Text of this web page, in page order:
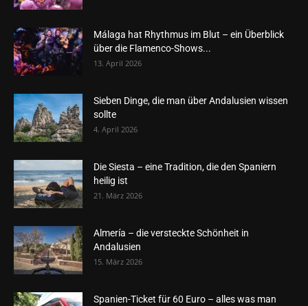
Málaga hat Rhythmus im Blut – ein Überblick
über die Flamenco-Shows...
13. April 2026
Sieben Dinge, die man über Andalusien wissen
sollte
4. April 2026
Die Siesta – eine Tradition, die den Spaniern
heilig ist
21. März 2026
Almería – die versteckte Schönheit in
Andalusien
15. März 2026
Spanien-Ticket für 60 Euro – alles was man